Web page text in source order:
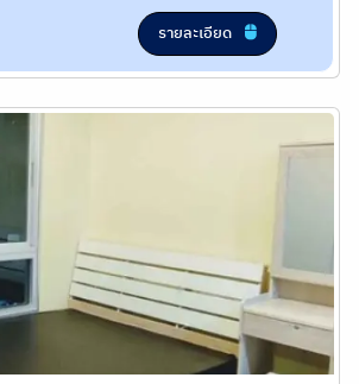
รายละเอียด